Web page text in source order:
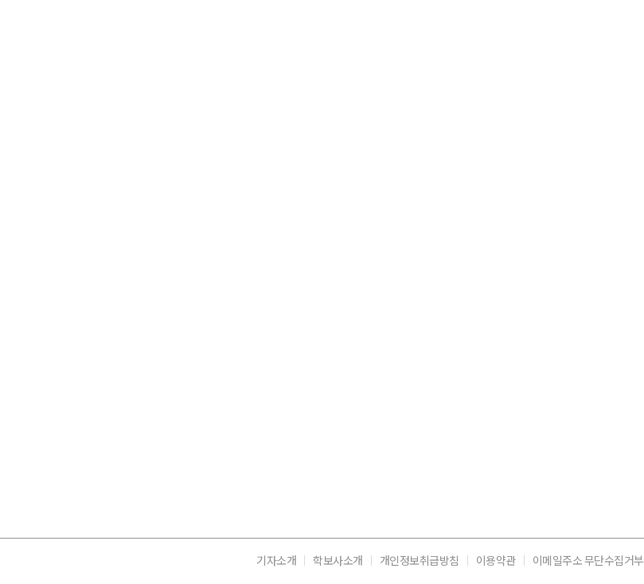
기자소개 학보사소개 개인정보취급방침 이용약관 이메일주소 무단수집거부